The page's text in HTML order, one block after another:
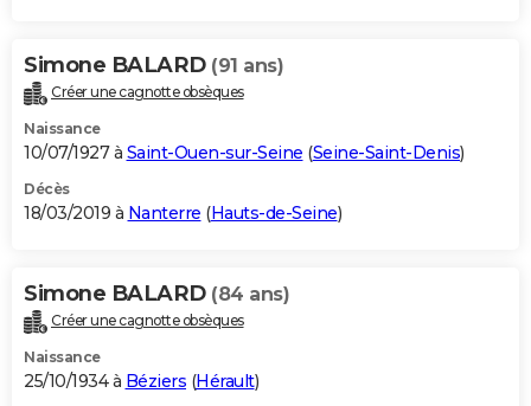
Simone BALARD (91 ans)
Créer une cagnotte obsèques
Naissance
10/07/1927 à Saint-Ouen-sur-Seine (Seine-Saint-Denis)
Décès
18/03/2019 à Nanterre (Hauts-de-Seine)
Simone BALARD (84 ans)
Créer une cagnotte obsèques
Naissance
25/10/1934 à Béziers (Hérault)